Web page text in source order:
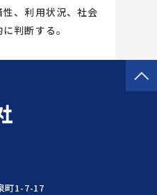
、利用状況、社会
判断する。
町1-7-17